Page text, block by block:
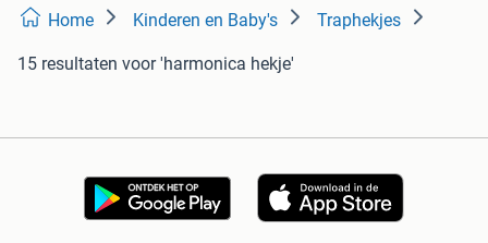
Home Kinderen en Baby's Traphekjes
15 resultaten voor 'harmonica hekje'